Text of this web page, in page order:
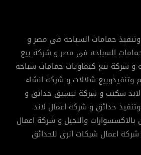
حمامات السباحه فى مصر و
السباحه فى مصر و شركة بيع
شركة بيع كيماويات حمامات سباحه
شلالات و شركة انشاء
لاند سكيب و شركة تنسيق حدائق و
حدائق و شركة اعمال لاند
والنجيل و شركة اعمال
اعمال شبكات الرى للحدائق